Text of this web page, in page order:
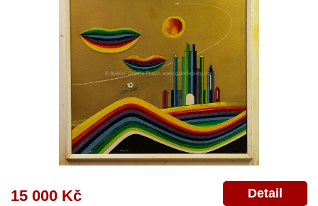
15 000 Kč Detail